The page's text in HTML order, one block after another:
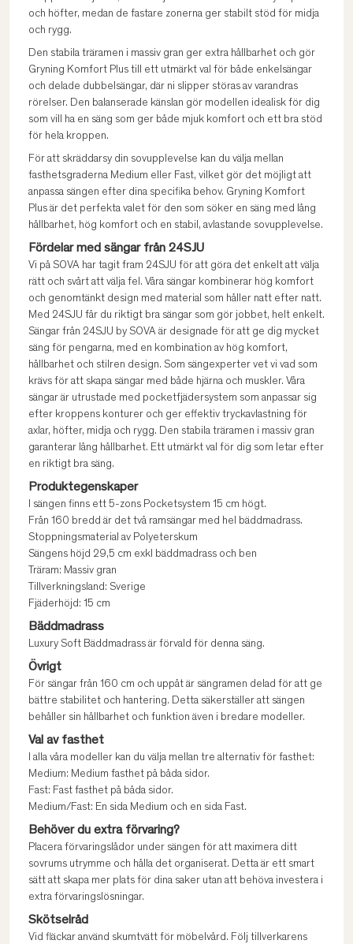
och höfter, medan de fastare zonerna ger stabilt stöd för midja
och rygg.
Den stabila träramen i massiv gran ger extra hållbarhet och gör
Gryning Komfort Plus till ett utmärkt val för både enkelsängar
och delade dubbelsängar, där ni slipper störas av varandras
rörelser. Den balanserade känslan gör modellen idealisk för dig
som vill ha en säng som ger både mjuk komfort och ett bra stöd
för hela kroppen.
För att skräddarsy din sovupplevelse kan du välja mellan
fasthetsgraderna Medium eller Fast, vilket gör det möjligt att
anpassa sängen efter dina specifika behov. Gryning Komfort
Plus är det perfekta valet för den som söker en säng med lång
hållbarhet, hög komfort och en stabil, avlastande sovupplevelse.
Fördelar med sängar från 24SJU
Vi på SOVA har tagit fram 24SJU för att göra det enkelt att välja
rätt och svårt att välja fel. Våra sängar kombinerar hög komfort
och genomtänkt design med material som håller natt efter natt.
Med 24SJU får du riktigt bra sängar som gör jobbet, helt enkelt.
Sängar från 24SJU by SOVA är designade för att ge dig mycket
säng för pengarna, med en kombination av hög komfort,
hållbarhet och stilren design. Som sängexperter vet vi vad som
krävs för att skapa sängar med både hjärna och muskler. Våra
sängar är utrustade med pocketfjädersystem som anpassar sig
efter kroppens konturer och ger effektiv tryckavlastning för
axlar, höfter, midja och rygg. Den stabila träramen i massiv gran
garanterar lång hållbarhet. Ett utmärkt val för dig som letar efter
en riktigt bra säng.
Produktegenskaper
I sängen finns ett 5-zons Pocketsystem 15 cm högt.
Från 160 bredd är det två ramsängar med hel bäddmadrass.
Stoppningsmaterial av Polyeterskum
Sängens höjd 29,5 cm exkl bäddmadrass och ben
Träram: Massiv gran
Tillverkningsland: Sverige
Fjäderhöjd: 15 cm
Bäddmadrass
Luxury Soft Bäddmadrass är förvald för denna säng.
Övrigt
För sängar från 160 cm och uppåt är sängramen delad för att ge
bättre stabilitet och hantering. Detta säkerställer att sängen
behåller sin hållbarhet och funktion även i bredare modeller.
Val av fasthet
I alla våra modeller kan du välja mellan tre alternativ för fasthet:
Medium: Medium fasthet på båda sidor.
Fast: Fast fasthet på båda sidor.
Medium/Fast: En sida Medium och en sida Fast.
Behöver du extra förvaring?
Placera förvaringslådor under sängen för att maximera ditt
sovrums utrymme och hålla det organiserat. Detta är ett smart
sätt att skapa mer plats för dina saker utan att behöva investera i
extra förvaringslösningar.
Skötselråd
Vid fläckar använd skumtvätt för möbelvård. Följ tillverkarens